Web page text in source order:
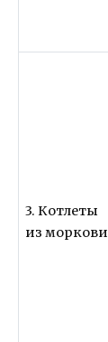
3. Котлеты
из моркови